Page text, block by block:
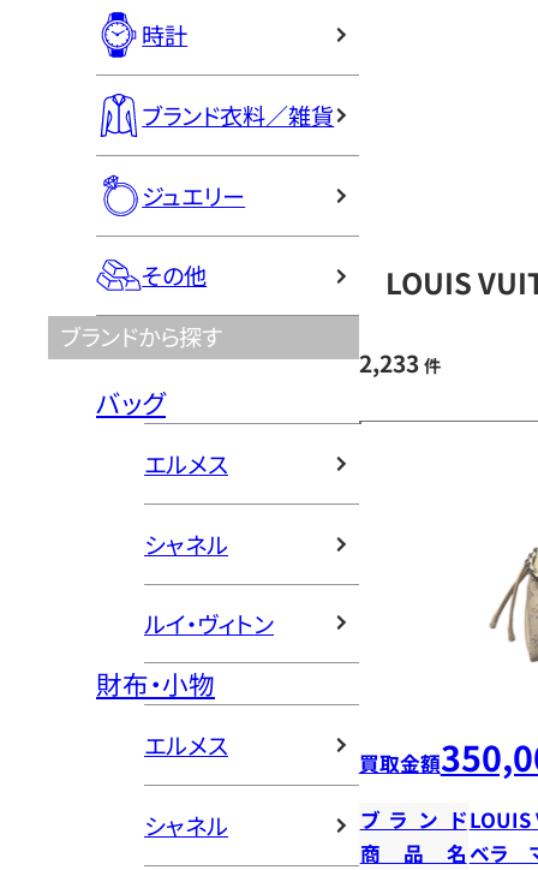
時計
ブランド衣料／雑貨
ジュエリー
その他
ブランドから探す
バッグ
エルメス
シャネル
ルイ・ヴィトン
財布・小物
エルメス
シャネル
LOUIS
2,233 件
買取金額
ブランドLOUIS
商品名ベラ